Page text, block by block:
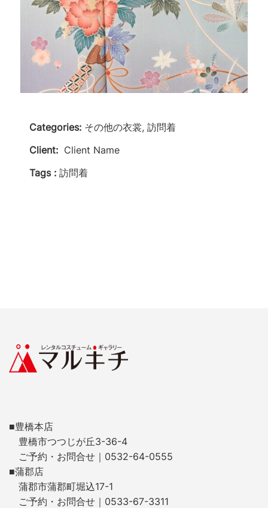
Categories: その他の衣裳, 訪問着
Client: Client Name
Tags : 訪問着
■豊橋本店
豊橋市つつじが丘3-36-4
ご予約・お問合せ｜0532-64-0555
■蒲郡店
蒲郡市蒲郡町堀込17-1
ご予約・お問合せ｜0533-67-3311